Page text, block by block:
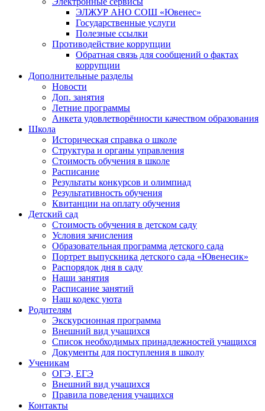
ЭЛЖУР АНО СОШ «Ювенес»
Государственные услуги
Полезные ссылки
Противодействие коррупции
Обратная связь для сообщений о фактах
коррупции
Дополнительные разделы
Новости
Доп. занятия
Летние программы
Анкета удовлетворённости качеством образования
Школа
Историческая справка о школе
Структура и органы управления
Стоимость обучения в школе
Расписание
Результаты конкурсов и олимпиад
Результативность обучения
Квитанции на оплату обучения
Детский сад
Стоимость обучения в детском саду
Условия зачисления
Образовательная программа детского сада
Портрет выпускника детского сада «Ювенесик»
Распорядок дня в саду
Наши занятия
Расписание занятий
Наш кодекс уюта
Родителям
Экскурсионная программа
Внешний вид учащихся
Список необходимых принадлежностей учащихся
Документы для поступления в школу
Ученикам
ОГЭ, ЕГЭ
Внешний вид учащихся
Правила поведения учащихся
Контакты